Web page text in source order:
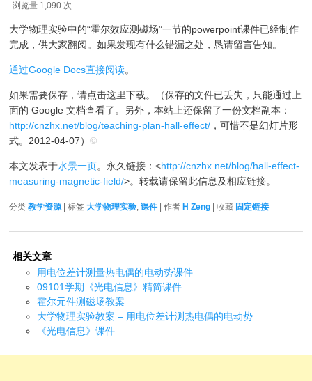
浏览量 1,090 次
大学物理实验中的“霍尔效应测磁场”一节的powerpoint课件已经制作
完成，供大家翻阅。如果发现有什么错漏之处，恳请留言告知。
通过Google Docs直接阅读。
如果需要保存，请点击这里下载。（保存的文件已丢失，只能通过上
面的 Google 文档查看了。另外，本站上还保留了一份文档副本：
http://cnzhx.net/blog/teaching-plan-hall-effect/ ，可惜不是幻灯片形
式。2012-04-07）©
本文发表于水景一页。永久链接：<http://cnzhx.net/blog/hall-effect-
measuring-magnetic-field/>。转载请保留此信息及相应链接。
分类教学资源| 标签大学物理实验,课件 | 作者 H Zeng | 收藏 固定链接
相关文章
用电位差计测量热电偶的电动势课件
09101学期《光电信息》精简课件
霍尔元件测磁场教案
大学物理实验教案 – 用电位差计测热电偶的电动势
《光电信息》课件